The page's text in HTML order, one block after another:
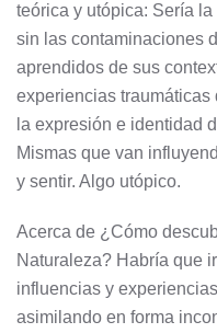
teórica y utópica: Sería
sin las contaminaciones
aprendidos de sus
experiencias
la expresión e identidad
Mismas que van
y sentir. Algo utópico.
Acerca de ¿Cómo
Naturaleza? Habría que
influencias y
asimilando en forma